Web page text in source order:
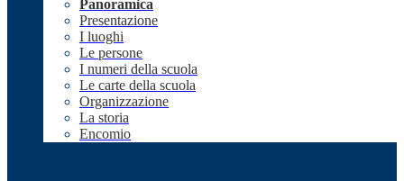
Panoramica
Presentazione
I luoghi
Le persone
I numeri della scuola
Le carte della scuola
Organizzazione
La storia
Encomio